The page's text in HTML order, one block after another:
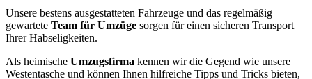
Unsere bestens ausgestatteten Fahrzeuge und das regelmäßig
gewartete Team für Umzüge sorgen für einen sicheren Transport
Ihrer Habseligkeiten.
Als heimische Umzugsfirma kennen wir die Gegend wie unsere
Westentasche und können Ihnen hilfreiche Tipps und Tricks bieten,